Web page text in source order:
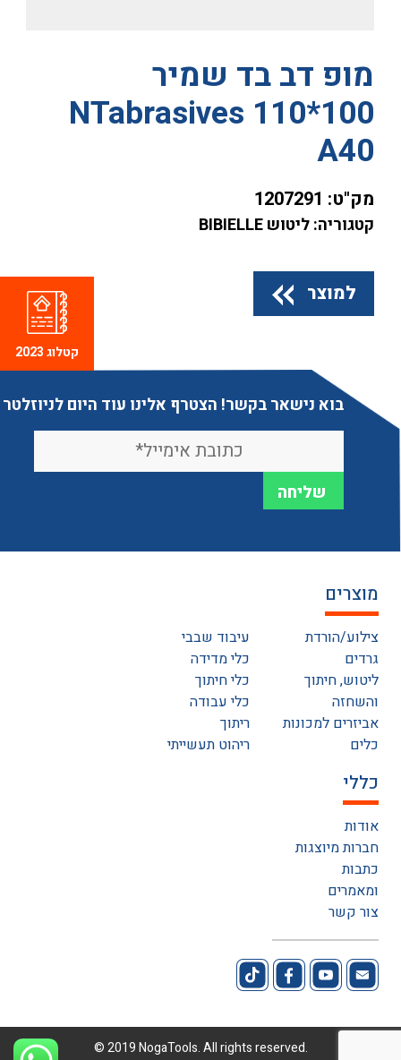
מופ דב בד שמיר
NTabrasives 110*100
A40
מק"ט: 1207291
קטגוריה: ליטוש BIBIELLE
למוצר
בוא נישאר בקשר! הצטרף אלינו עוד היום לניוזלטר
מוצרים
צילוע/הורדת
גרדים
ליטוש, חיתוך
והשחזה
אביזרים למכונות
כלים
עיבוד שבבי
כלי מדידה
כלי חיתוך
כלי עבודה
ריתוך
ריהוט תעשייתי
כללי
אודות
חברות מיוצגות
כתבות
ומאמרים
צור קשר
© 2019 NogaTools. All rights reserved.
קטלוג 2023